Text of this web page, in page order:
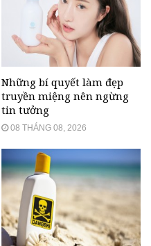
Những bí quyết làm đẹp
truyền miệng nên ngừng
tin tưởng
08 THÁNG 08, 2026